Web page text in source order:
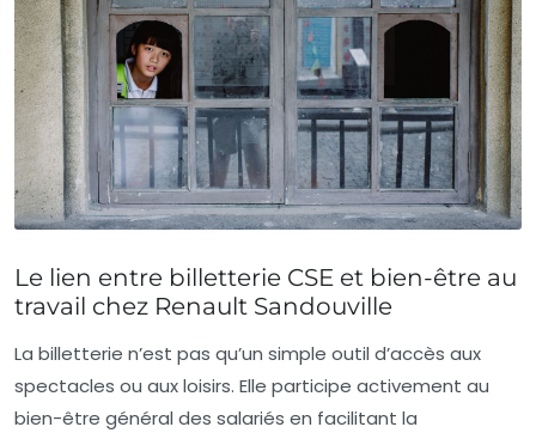
Le lien entre billetterie CSE et bien-être au
travail chez Renault Sandouville
La billetterie n’est pas qu’un simple outil d’accès aux
spectacles ou aux loisirs. Elle participe activement au
bien-être général des salariés en facilitant la